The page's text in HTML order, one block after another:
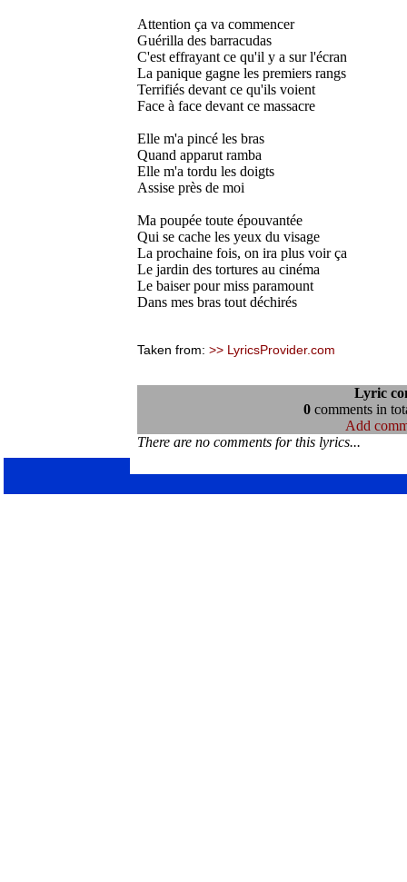
Attention ça va commencer
Guérilla des barracudas
C'est effrayant ce qu'il y a sur l'écran
La panique gagne les premiers rangs
Terrifiés devant ce qu'ils voient
Face à face devant ce massacre
Elle m'a pincé les bras
Quand apparut ramba
Elle m'a tordu les doigts
Assise près de moi
Ma poupée toute épouvantée
Qui se cache les yeux du visage
La prochaine fois, on ira plus voir ça
Le jardin des tortures au cinéma
Le baiser pour miss paramount
Dans mes bras tout déchirés
Taken from: >> LyricsProvider.com
Lyric
0comments in
Add
There are no comments for this lyrics...